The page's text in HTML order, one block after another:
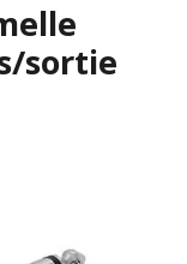
sortie